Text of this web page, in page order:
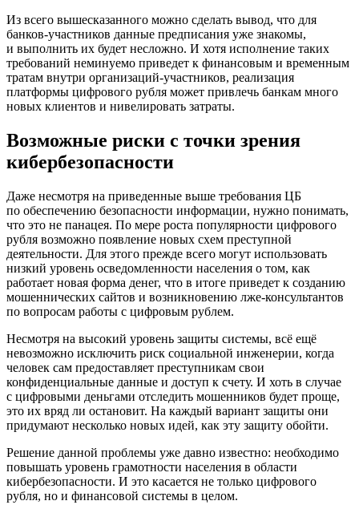
Из всего вышесказанного можно сделать вывод, что для
банков-участников данные предписания уже знакомы,
и выполнить их будет несложно. И хотя исполнение таких
требований неминуемо приведет к финансовым и временным
тратам внутри организаций-участников, реализация
платформы цифрового рубля может привлечь банкам много
новых клиентов и нивелировать затраты.
Возможные риски с точки зрения
кибербезопасности
Даже несмотря на приведенные выше требования ЦБ
по обеспечению безопасности информации, нужно понимать,
что это не панацея. По мере роста популярности цифрового
рубля возможно появление новых схем преступной
деятельности. Для этого прежде всего могут использовать
низкий уровень осведомленности населения о том, как
работает новая форма денег, что в итоге приведет к созданию
мошеннических сайтов и возникновению лже-консультантов
по вопросам работы с цифровым рублем.
Несмотря на высокий уровень защиты системы, всё ещё
невозможно исключить риск социальной инженерии, когда
человек сам предоставляет преступникам свои
конфиденциальные данные и доступ к счету. И хоть в случае
с цифровыми деньгами отследить мошенников будет проще,
это их вряд ли остановит. На каждый вариант защиты они
придумают несколько новых идей, как эту защиту обойти.
Решение данной проблемы уже давно известно: необходимо
повышать уровень грамотности населения в области
кибербезопасности. И это касается не только цифрового
рубля, но и финансовой системы в целом.